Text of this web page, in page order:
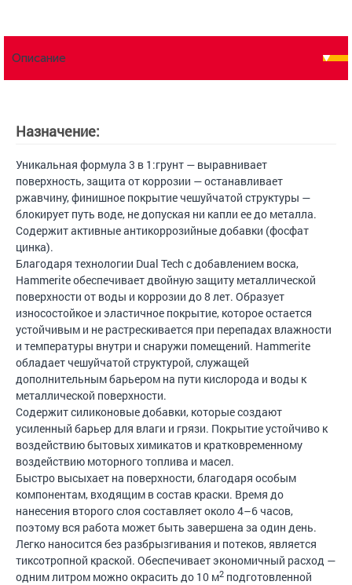
Описание
Назначение:
Уникальная формула 3 в 1:грунт — выравнивает
поверхность, защита от коррозии — останавливает
ржавчину, финишное покрытие чешуйчатой структуры —
блокирует путь воде, не допуская ни капли ее до металла.
Содержит активные антикоррозийные добавки (фосфат
цинка).
Благодаря технологии Dual Tech c добавлением воска,
Hammerite обеспечивает двойную защиту металлической
поверхности от воды и коррозии до 8 лет. Образует
износостойкое и эластичное покрытие, которое остается
устойчивым и не растрескивается при перепадах влажности
и температуры внутри и снаружи помещений. Hammerite
обладает чешуйчатой структурой, служащей
дополнительным барьером на пути кислорода и воды к
металлической поверхности.
Содержит силиконовые добавки, которые создают
усиленный барьер для влаги и грязи. Покрытие устойчиво к
воздействию бытовых химикатов и кратковременному
воздействию моторного топлива и масел.
Быстро высыхает на поверхности, благодаря особым
компонентам, входящим в состав краски. Время до
нанесения второго слоя составляет около 4–6 часов,
поэтому вся работа может быть завершена за один день.
Легко наносится без разбрызгивания и потеков, является
тиксотропной краской. Обеспечивает экономичный расход —
одним литром можно окрасить до 10 м2 подготовленной